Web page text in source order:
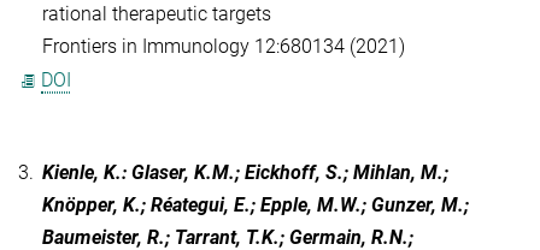
rational therapeutic targets
Frontiers in Immunology 12:680134 (2021)
DOI
3. Kienle, K.: Glaser, K.M.; Eickhoff, S.; Mihlan, M.;
Knöpper, K.; Réategui, E.; Epple, M.W.; Gunzer, M.;
Baumeister, R.; Tarrant, T.K.; Germain, R.N.;